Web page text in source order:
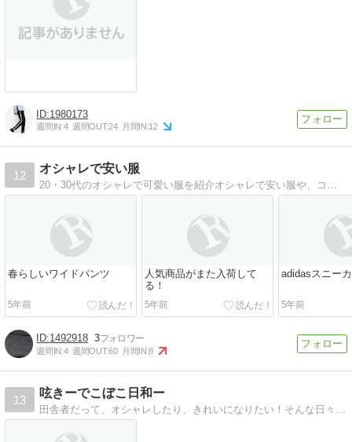
1980173
週間IN:4 週間OUT:24 月間IN:12
12
オシャレで安い服
春らしいワイドパンツ
5年前
人気商品がまた入荷して
る！
5年前
adidasスニー
5年前
1492918 3
週間IN:4 週間OUT:60 月間IN:8
13
呟きーでこぼこ日和ー